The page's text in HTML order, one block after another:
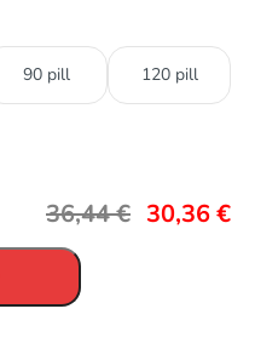
90 pill 120 pill
36,44€ 30,36€